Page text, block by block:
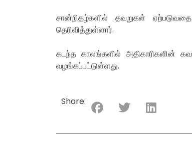
சான்றிதழ்களில் தவறுகள்
தெரிவித்துள்ளார்.
கடந்த காலங்களில் அதிகாரிகளின்
வழங்கப்பட்டுள்ளது.
Share: